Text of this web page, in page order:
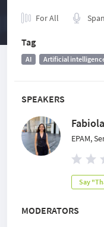
SPEAKERS
EPAM,
Say
MODERATORS
For All
Tag
AI Artificial